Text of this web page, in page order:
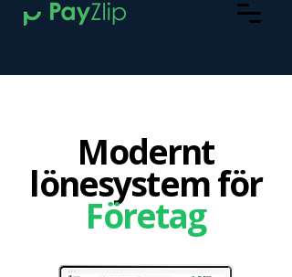
Modernt
lönesystem för
Företag